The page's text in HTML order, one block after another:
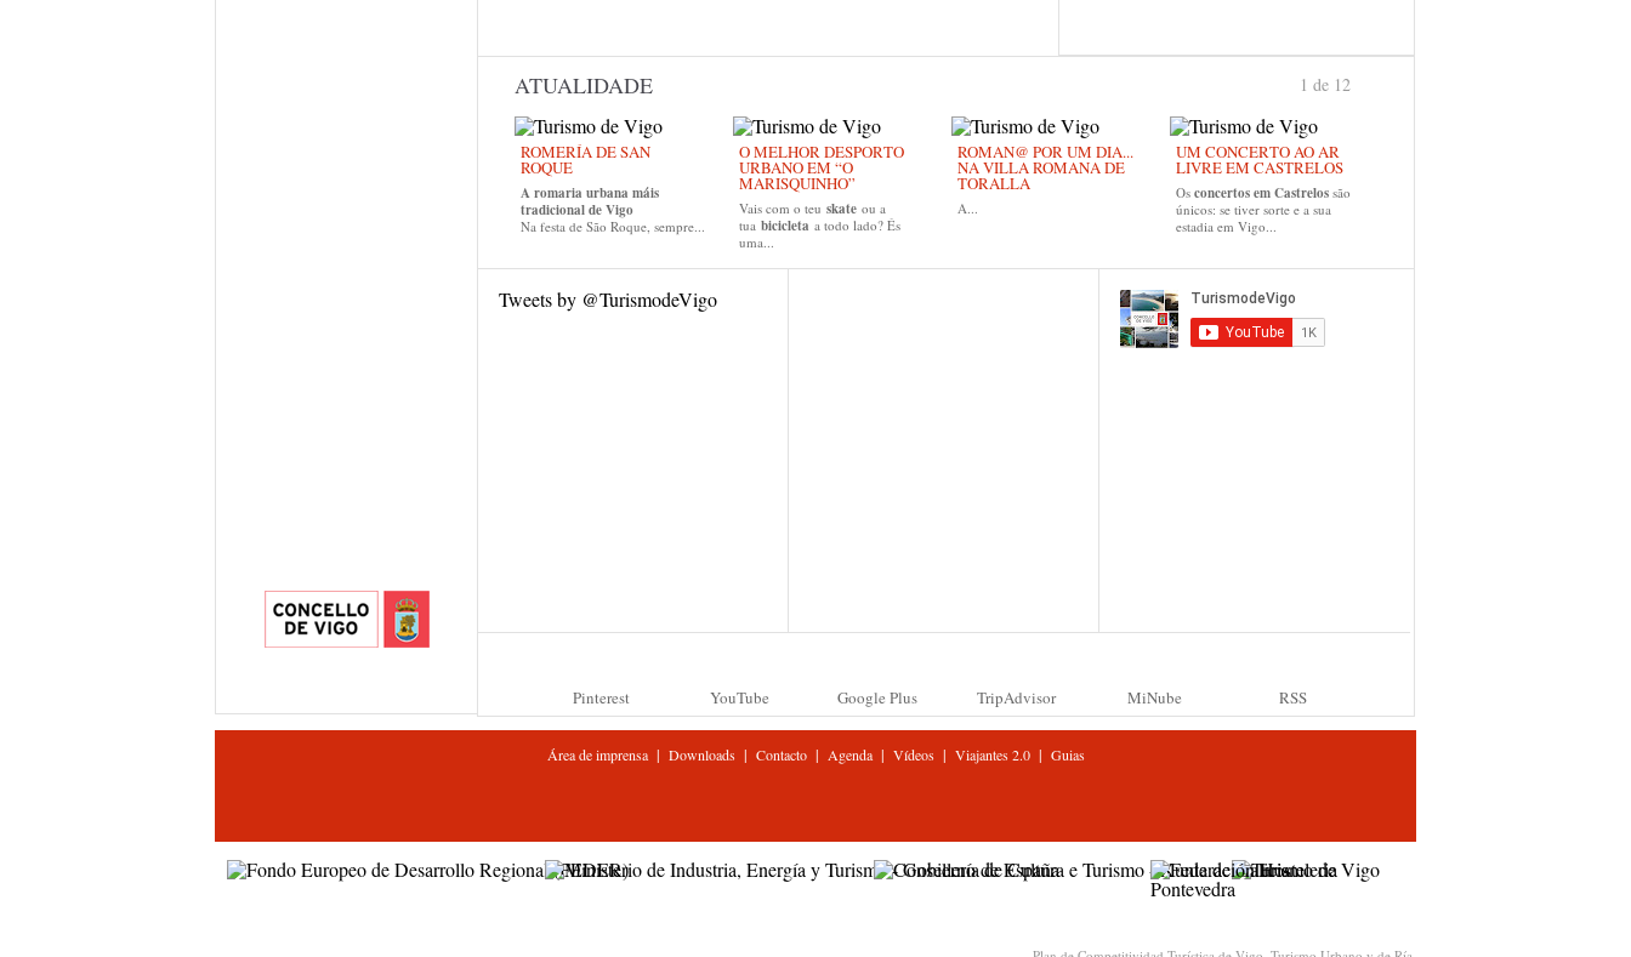
ATUALIDADE
ROMERÍA DE SAN
ROQUE
A romaria urbana máis
tradicional de Vigo
Na festa de São Roque, sempre...
O MELHOR DESPORTO
URBANO EM “O
MARISQUINHO”
Vais com o teu skate ou a
tua bicicleta a todo lado? És
uma...
ROMAN@ POR UM DIA...
NA VILLA ROMANA DE
TORALLA
A...
UM CONCERTO AO AR
LIVRE EM CASTRELOS
Os concertos em Castrelos são
únicos: se tiver sorte e a sua
estadia em Vigo...
1 de 12
Tweets by @TurismodeVigo
Pinterest YouTube Google Plus TripAdvisor MiNube RSS
Área de imprensa| Downloads| Contacto| Agenda| Vídeos| Viajantes 2.0| Guias